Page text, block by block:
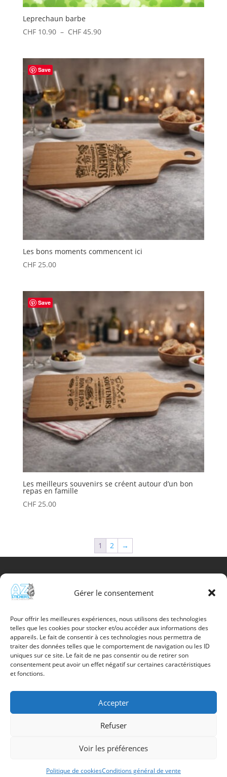
Gérer le consentement
Pour offrir les meilleures expériences, nous utilisons des technologies
telles que les cookies pour stocker et/ou accéder aux informations des
appareils. Le fait de consentir à ces technologies nous permettra de
traiter des données telles que le comportement de navigation ou les ID
uniques sur ce site. Le fait de ne pas consentir ou de retirer son
consentement peut avoir un effet négatif sur certaines caractéristiques
et fonctions.
Accepter
Refuser
Voir les préférences
Politique de cookiesConditions général de vente
Leprechaun barbe
CHF10.90 – CHF45.90Plage
CHF 45.90
Save
Les bons moments commencent ici
CHF25.00
Save
Les meilleurs souvenirs se créent autour d’un bon
repas en famille
CHF25.00
1 2 →
Info utile
Promotions
Nouveaux produits
Meilleures Ventes
Contactez-nous
Politique de confidentialité
Mon compte
079 337 91 98 –contact@az-stickers.ch